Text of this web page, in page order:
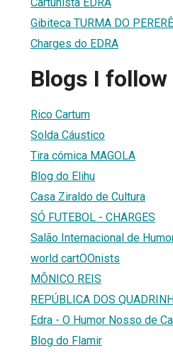
Gibiteca TURMA DO PERERÊ
Charges do EDRA
Blogs I follow
Rico Cartum
Solda Cáustico
Tira cómica MAGOLA
Blog do Elihu
Casa Ziraldo de Cultura
SÓ FUTEBOL - CHARGES
Salão Internacional de
world cartOOnists
MÔNICO REIS
REPÚBLICA DOS
Edra - O Humor Nosso de
Blog do Flamir